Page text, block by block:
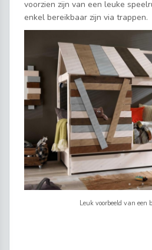
voorzien zijn van een leuke
enkel bereikbaar zijn via trappen.
Leuk voorbeeld van een